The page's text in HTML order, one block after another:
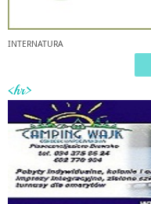
INTERNATURA
<hr>